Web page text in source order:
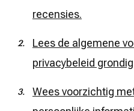
recensies.
Lees de algemene
privacybeleid
Wees voorzichtig